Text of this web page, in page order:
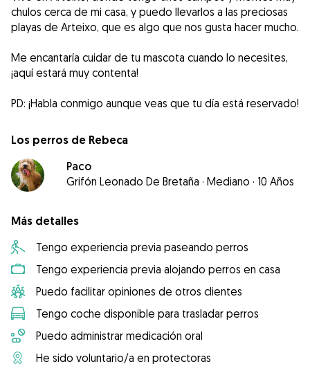
chulos cerca de mi casa, y puedo llevarlos a las preciosas
playas de Arteixo, que es algo que nos gusta hacer mucho.
Me encantaría cuidar de tu mascota cuando lo necesites,
¡aquí estará muy contenta!
PD: ¡Habla conmigo aunque veas que tu día está reservado!
Los perros de Rebeca
Paco
Grifón Leonado De Bretaña · Mediano · 10 Años
Más detalles
Tengo experiencia previa paseando perros
Tengo experiencia previa alojando perros en casa
Puedo facilitar opiniones de otros clientes
Tengo coche disponible para trasladar perros
Puedo administrar medicación oral
He sido voluntario/a en protectoras